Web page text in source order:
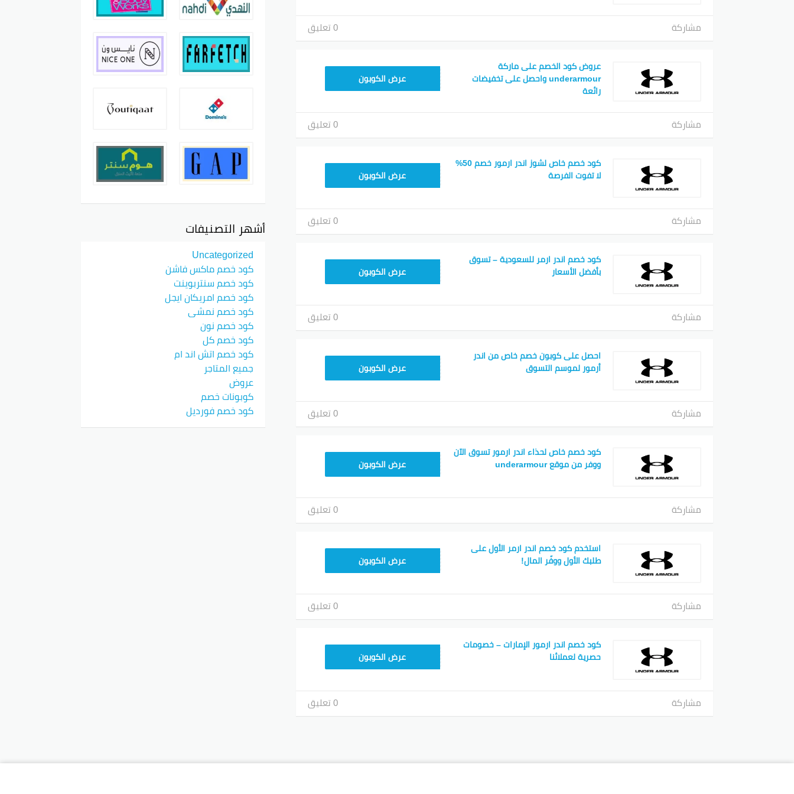
مشاركة 0 تعليق
عروض كود الخصم على ماركة
underarmour واحصل على تخفيضات
رائعة
عرض الكوبون
مشاركة 0 تعليق
كود خصم خاص لشوز اندر ارمور خصم 50%
لا تفوت الفرصة
عرض الكوبون
مشاركة 0 تعليق
كود خصم اندر ارمر للسعودية – تسوق
بأفضل الأسعار
عرض الكوبون
مشاركة 0 تعليق
احصل على كوبون خصم خاص من اندر
أرمور لموسم التسوق
عرض الكوبون
مشاركة 0 تعليق
كود خصم خاص لحذاء اندر ارمور تسوق الآن
ووفر من موقع underarmour
عرض الكوبون
مشاركة 0 تعليق
استخدم كود خصم اندر ارمر الأول على
طلبك الأول ووفّر المال!
عرض الكوبون
مشاركة 0 تعليق
كود خصم اندر ارمور الإمارات – خصومات
حصرية لعملائنا
عرض الكوبون
مشاركة 0 تعليق
أشهر التصنيفات
Uncategorized
كود خصم ماكس فاشن
كود خصم سنتربوينت
كود خصم امريكان ايجل
كود خصم نمشي
كود خصم نون
كود خصم كل
كود خصم اتش اند ام
جميع المتاجر
عروض
كوبونات خصم
كود خصم فورديل